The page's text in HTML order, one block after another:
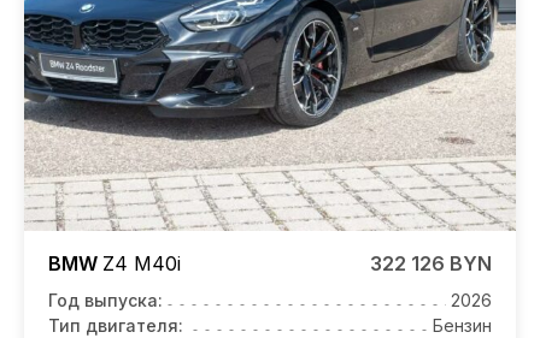
BMW Z4 M40i 322 126 BYN
Год выпуска:
2026
Тип двигателя:
Бензин